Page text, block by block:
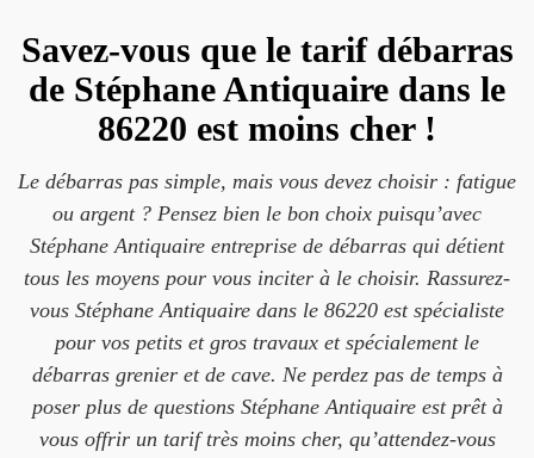
Savez-vous que le tarif débarras
de Stéphane Antiquaire dans le
86220 est moins cher !
Le débarras pas simple, mais vous devez choisir : fatigue
ou argent ? Pensez bien le bon choix puisqu’avec
Stéphane Antiquaire entreprise de débarras qui détient
tous les moyens pour vous inciter à le choisir. Rassurez-
vous Stéphane Antiquaire dans le 86220 est spécialiste
pour vos petits et gros travaux et spécialement le
débarras grenier et de cave. Ne perdez pas de temps à
poser plus de questions Stéphane Antiquaire est prêt à
vous offrir un tarif très moins cher, qu’attendez-vous